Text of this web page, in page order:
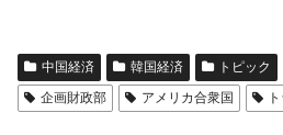
中国経済 韓国経済 トピック
企画財政部
アメリカ合衆国